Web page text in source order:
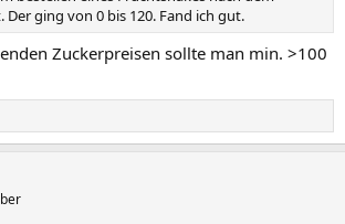
Der ging von 0 bis 120. Fand ich gut.
Zuckerpreisen sollte man min. >100